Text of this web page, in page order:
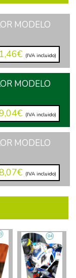
MODELO
(IVA incluido)
MODELO
(IVA incluido)
MODELO
(IVA incluido)